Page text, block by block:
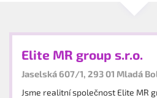
Elite MR group s.r.o.
Jaselská 607/1, 293 01 Mladá
Jsme realitní společnost Elite MR